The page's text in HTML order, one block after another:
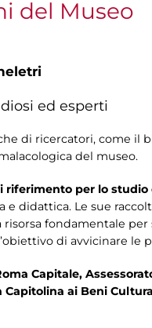
del Museo
ed esperti
di ricercatori, come il
del museo.
riferimento per lo
e didattica. Le sue
fondamentale
di avvicinare le
Capitale,
Capitolina ai Beni